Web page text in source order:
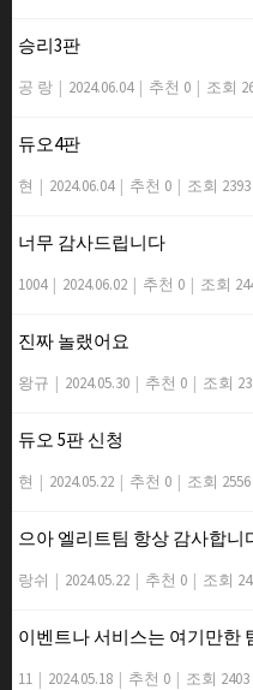
승리3판
공 랑 | 2024.06.04 | 추천 0 | 조회
듀오4판
현 | 2024.06.04 | 추천 0 | 조회 2393
너무 감사드립니다
1004 | 2024.06.02 | 추천 0 | 조회
진짜 놀랬어요
왕규 | 2024.05.30 | 추천 0 | 조회
듀오 5판 신청
현 | 2024.05.22 | 추천 0 | 조회 2556
으아 엘리트팀 항상 감사합니
랑쉬 | 2024.05.22 | 추천 0 | 조회
이벤트나 서비스는 여기만한
11 | 2024.05.18 | 추천 0 | 조회 2403